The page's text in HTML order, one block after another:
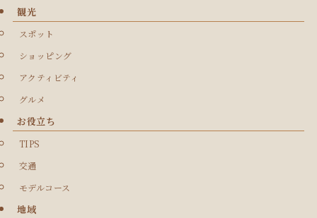
観光
スポット
ショッピング
アクティビティ
グルメ
お役立ち
TIPS
交通
モデルコース
地域